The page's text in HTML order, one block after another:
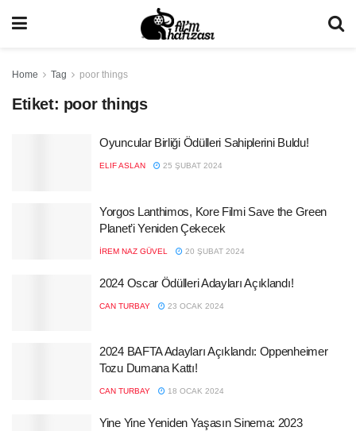
Home Tag poor things
Etiket: poor things
Oyuncular Birliği Ödülleri Sahiplerini Buldu!
ELIF ASLAN 25 ŞUBAT 2024
Yorgos Lanthimos, Kore Filmi Save the Green
Planet’i Yeniden Çekecek
İREM NAZ GÜVEL 20 ŞUBAT 2024
2024 Oscar Ödülleri Adayları Açıklandı!
CAN TURBAY 23 OCAK 2024
2024 BAFTA Adayları Açıklandı: Oppenheimer
Tozu Dumana Kattı!
CAN TURBAY 18 OCAK 2024
Yine Yine Yeniden Yaşasın Sinema: 2023